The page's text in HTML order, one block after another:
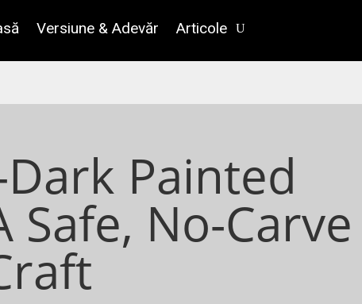
Versiune & Adevăr Articole
Painted
Safe, No-Carve